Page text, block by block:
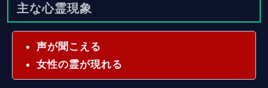
主な心霊現象
声が聞こえる
女性の霊が現れる